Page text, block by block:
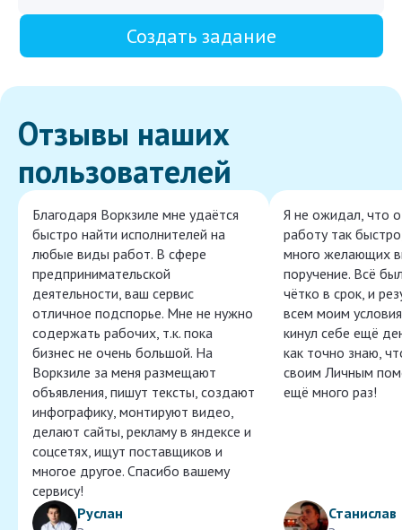
Создать задание
Отзывы наших
пользователей
Благодаря Воркзиле мне удаётся
быстро найти исполнителей на
любые виды работ. В сфере
предпринимательской
деятельности, ваш сервис
отличное подспорье. Мне не нужно
содержать рабочих, т.к. пока
бизнес не очень большой. На
Воркзиле за меня размещают
объявления, пишут тексты, создают
инфографику, монтируют видео,
делают сайты, рекламу в яндексе и
соцсетях, ищут поставщиков и
многое другое. Спасибо вашему
сервису!
Руслан
Я не ожидал, что
работу так
много желающих
поручение. Всё
чётко в срок, и
всем моим
кинул себе ещё
как точно знаю,
своим Личным
ещё много раз!
Станислав